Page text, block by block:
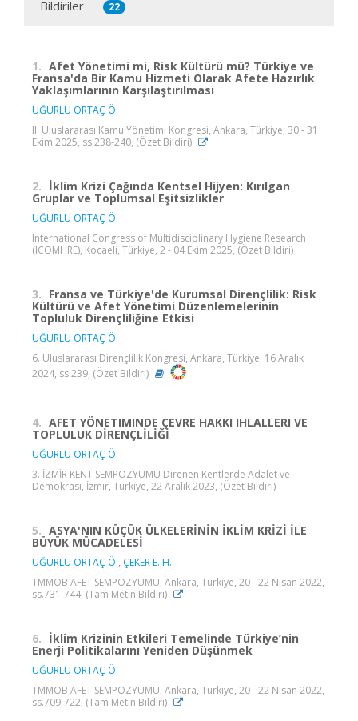
Bildiriler
22
1. Afet Yönetimi mi, Risk Kültürü mü? Türkiye ve
Fransa'da Bir Kamu Hizmeti Olarak Afete Hazırlık
Yaklaşımlarının Karşılaştırılması
UĞURLU ORTAÇ Ö.
II. Uluslararası Kamu Yönetimi Kongresi, Ankara, Türkiye, 30 - 31
Ekim 2025, ss.238-240, (Özet Bildiri)
2. İklim Krizi Çağında Kentsel Hijyen: Kırılgan
Gruplar ve Toplumsal Eşitsizlikler
UĞURLU ORTAÇ Ö.
International Congress of Multidisciplinary Hygiene Research
(ICOMHRE), Kocaeli, Türkiye, 2 - 04 Ekim 2025, (Özet Bildiri)
3. Fransa ve Türkiye'de Kurumsal Dirençlilik: Risk
Kültürü ve Afet Yönetimi Düzenlemelerinin
Topluluk Dirençliliğine Etkisi
UĞURLU ORTAÇ Ö.
6. Uluslararası Dirençlilik Kongresi, Ankara, Türkiye, 16 Aralık
2024, ss.239, (Özet Bildiri)
4. AFET YÖNETIMINDE ÇEVRE HAKKI IHLALLERI VE
TOPLULUK DİRENÇLİLİĞİ
UĞURLU ORTAÇ Ö.
3. İZMİR KENT SEMPOZYUMU Direnen Kentlerde Adalet ve
Demokrasi, İzmir, Türkiye, 22 Aralık 2023, (Özet Bildiri)
5. ASYA'NIN KÜÇÜK ÜLKELERİNİN İKLİM KRİZİ İLE
BÜYÜK MÜCADELESİ
UĞURLU ORTAÇ Ö., ÇEKER E. H.
TMMOB AFET SEMPOZYUMU, Ankara, Türkiye, 20 - 22 Nisan 2022,
ss.731-744, (Tam Metin Bildiri)
6. İklim Krizinin Etkileri Temelinde Türkiye’nin
Enerji Politikalarını Yeniden Düşünmek
UĞURLU ORTAÇ Ö.
TMMOB AFET SEMPOZYUMU, Ankara, Türkiye, 20 - 22 Nisan 2022,
ss.709-722, (Tam Metin Bildiri)